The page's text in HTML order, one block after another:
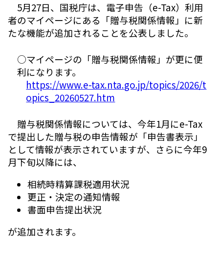
5月27日、国税庁は、電子申告（e-Tax）利用
者のマイページにある「贈与税関係情報」に新
たな機能が追加されることを公表しました。
○マイページの「贈与税関係情報」が更に便
利になります。
https://www.e-tax.nta.go.jp/topics/2026/t
opics_20260527.htm
贈与税関係情報については、今年1月にe-Tax
で提出した贈与税の申告情報が「申告書表示」
として情報が表示されていますが、さらに今年9
月下旬以降には、
相続時精算課税適用状況
更正・決定の通知情報
書面申告提出状況
が追加されます。